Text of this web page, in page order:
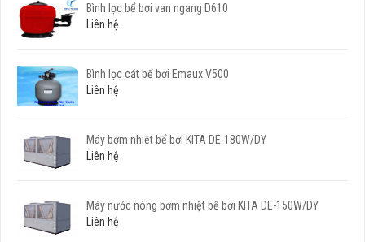
Bình lọc bể bơi van ngang D610
Liên hệ
Bình lọc cát bể bơi Emaux V500
Liên hệ
Máy bơm nhiệt bể bơi KITA DE-180W/DY
Liên hệ
Máy nước nóng bơm nhiệt bể bơi KITA DE-150W/DY
Liên hệ